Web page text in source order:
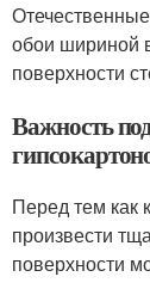
обои шириной
поверхности
Важность
Перед тем как
произвести
поверхности